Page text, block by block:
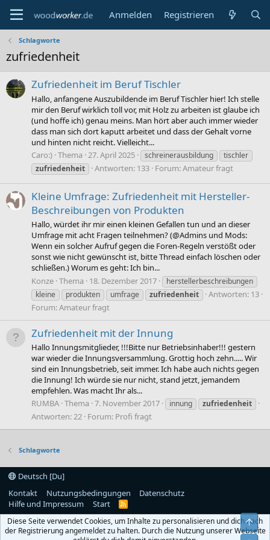
Anmelden Registrieren
Schlagworte
zufriedenheit
Zufriedenheit im Beruf Tischler
Hallo, anfangene Auszubildende im Beruf Tischler hier! Ich stelle
mir den Beruf wirklich toll vor, mit Holz zu arbeiten ist glaube ich
(und hoffe ich) genau meins. Man hört aber auch immer wieder
dass man sich dort kaputt arbeitet und dass der Gehalt vorne
und hinten nicht reicht. Vielleicht...
Caro:) Thema 27. April 2025 schreinerausbildung
tischler
zufriedenheit
Antworten: 133 Forum:Amateur fragt
Kleine Umfrage: Zufriedenheit mit Hersteller-
Beschreibungen von Produkten
Hallo, würdet ihr mir einen kleinen Gefallen tun und an dieser
Umfrage mit acht Fragen teilnehmen? (@Admins und Mods:
Wenn ein solcher Aufruf gegen die Foren-Regeln verstößt oder
sonst wie nicht gewünscht ist, bitte Thread einfach löschen oder
schließen.) Worum es geht: Ich bin...
Konze Thema 18. Dezember 2017
herstellerbeschreibungen
kleine
produkten umfrage zufriedenheit
Antworten: 13
Forum:Amateur fragt
Zufriedenheit mit der Innung
Hallo Innungsmitglieder, !!!Bitte nur Betriebsinhaber!!! gestern
war wieder die Innungsversammlung. Grottig hoch zehn..... Wir
sind ein Innungsbetrieb, seit immer. Ich habe auch nichts gegen
die Innung! Ich würde sie nur nicht, stand jetzt, jemandem
empfehlen. Was macht Ihr als...
RUMBA Thema 7. November 2017 innung zufriedenheit
Antworten: 22 Forum: Profi fragt
Schlagworte
Deutsch [Du]
Kontakt
Nutzungsbedingungen
Datenschutz
Hilfe und Impressum
Start
R
S
Diese Seite verwendet Cookies, um Inhalte zu personalisieren und dich nach
der Registrierung angemeldet zu halten. Durch die Nutzung unserer Webseite